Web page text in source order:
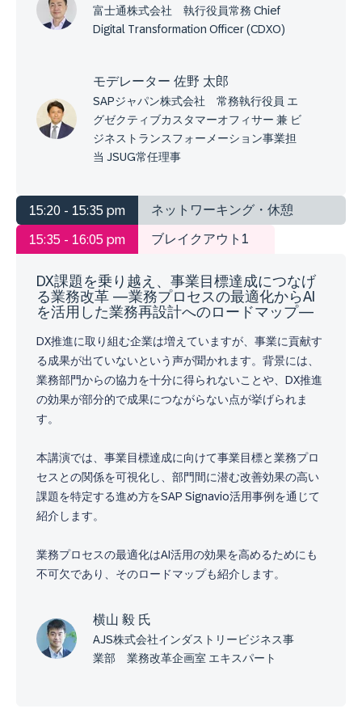
富士通株式会社 執行役員常務 Chief
Digital Transformation Officer (CDXO)
モデレーター 佐野 太郎
SAPジャパン株式会社 常務執行役員 エ
グゼクティブカスタマーオフィサー 兼 ビ
ジネストランスフォーメーション事業担
当 JSUG常任理事
15:20 - 15:35 pm ネットワーキング・休憩
15:35 - 16:05 pm ブレイクアウト1
DX課題を乗り越え、事業目標達成につなげ
る業務改革 ―業務プロセスの最適化からAI
を活用した業務再設計へのロードマップ―
DX推進に取り組む企業は増えていますが、事業に貢献す
る成果が出ていないという声が聞かれます。背景には、
業務部門からの協力を十分に得られないことや、DX推進
の効果が部分的で成果につながらない点が挙げられま
す。
本講演では、事業目標達成に向けて事業目標と業務プロ
セスとの関係を可視化し、部門間に潜む改善効果の高い
課題を特定する進め方をSAP Signavio活用事例を通じて
紹介します。
業務プロセスの最適化はAI活用の効果を高めるためにも
不可欠であり、そのロードマップも紹介します。
横山 毅 氏
AJS株式会社インダストリービジネス事
業部 業務改革企画室 エキスパート